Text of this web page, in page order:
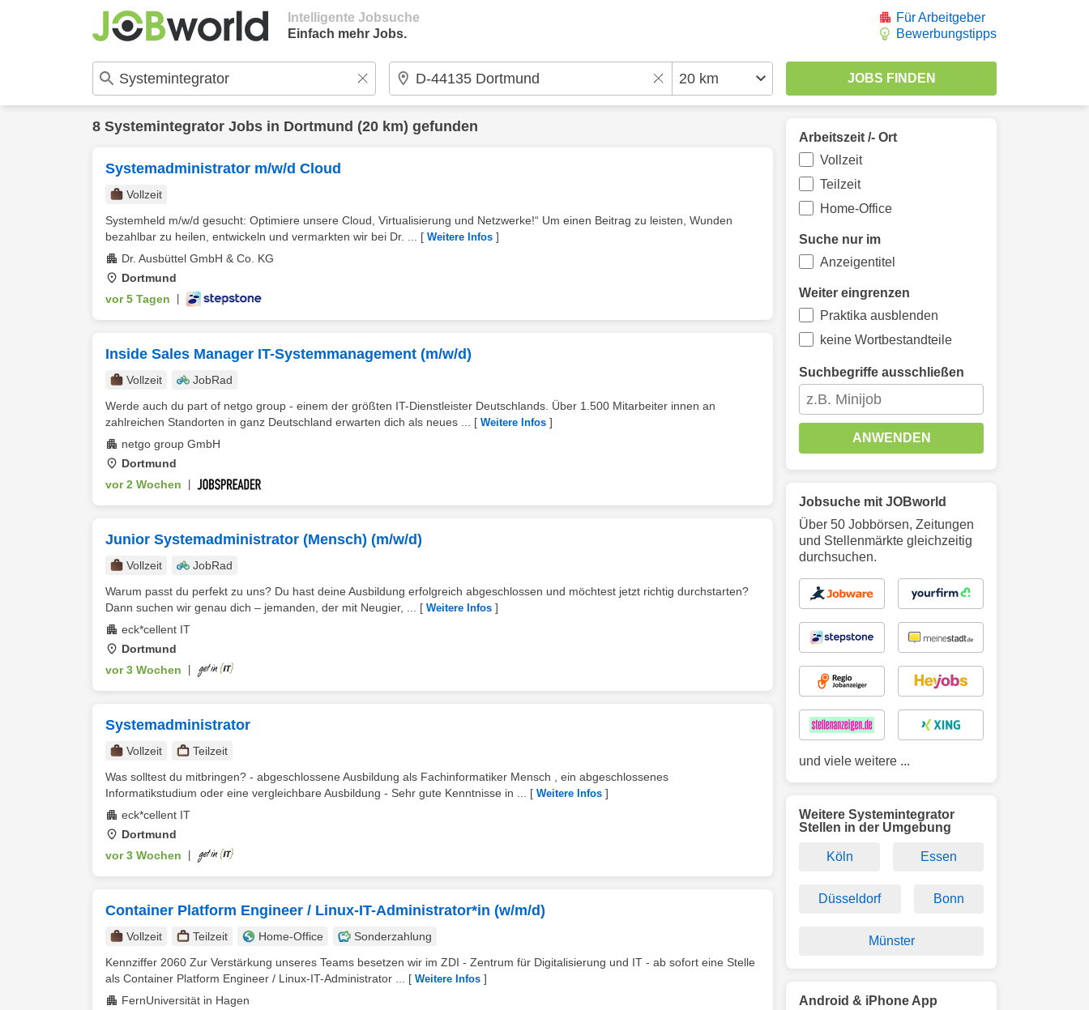
Intelligente Jobsuche
Einfach mehr Jobs.
Für Arbeitgeber
Bewerbungstipps
8 Systemintegrator Jobs in Dortmund (20 km) gefunden
Systemadministrator m/w/d Cloud
Vollzeit
Systemheld m/w/d gesucht: Optimiere unsere Cloud, Virtualisierung und Netzwerke!“ Um einen Beitrag zu leisten, Wunden
bezahlbar zu heilen, entwickeln und vermarkten wir bei Dr. ...
[ Weitere Infos ]
Dr. Ausbüttel GmbH & Co. KG
Dortmund
vor 5 Tagen
Inside Sales Manager IT-Systemmanagement (m/w/d)
Vollzeit
JobRad
Werde auch du part of netgo group - einem der größten IT-Dienstleister Deutschlands. Über 1.500 Mitarbeiter innen an
zahlreichen Standorten in ganz Deutschland erwarten dich als neues ...
[ Weitere Infos ]
netgo group GmbH
Dortmund
vor 2 Wochen
Junior Systemadministrator (Mensch) (m/w/d)
Vollzeit
JobRad
Warum passt du perfekt zu uns? Du hast deine Ausbildung erfolgreich abgeschlossen und möchtest jetzt richtig durchstarten?
Dann suchen wir genau dich – jemanden, der mit Neugier, ...
[ Weitere Infos ]
eck*cellent IT
Dortmund
vor 3 Wochen
Systemadministrator
Vollzeit
Teilzeit
Was solltest du mitbringen? - abgeschlossene Ausbildung als Fachinformatiker Mensch , ein abgeschlossenes
Informatikstudium oder eine vergleichbare Ausbildung - Sehr gute Kenntnisse in ...
[ Weitere Infos ]
eck*cellent IT
Dortmund
vor 3 Wochen
Container Platform Engineer / Linux-IT-Administrator*in (w/m/d)
Vollzeit Teilzeit Home-Office
Sonderzahlung
Kennziffer 2060 Zur Verstärkung unseres Teams besetzen wir im ZDI - Zentrum für Digitalisierung und IT - ab sofort eine Stelle
als Container Platform Engineer / Linux-IT-Administrator ...
[ Weitere Infos ]
FernUniversität in Hagen
Arbeitszeit /- Ort
Vollzeit
Teilzeit
Home-Office
Suche nur im
Anzeigentitel
Weiter eingrenzen
Praktika ausblenden
keine Wortbestandteile
Suchbegriffe ausschließen
ANWENDEN
Jobsuche mit JOBworld
Über 50 Jobbörsen, Zeitungen
und Stellenmärkte gleichzeitig
durchsuchen.
und viele weitere ...
Weitere Systemintegrator
Stellen in der Umgebung
Köln Essen
Düsseldorf Bonn
Münster
Android & iPhone App